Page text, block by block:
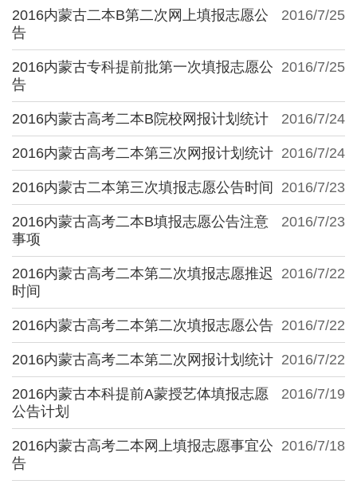
2016/7/25
2016内蒙古二本B第二次网上填报志愿公
告
2016/7/25
2016内蒙古专科提前批第一次填报志愿公
告
2016/7/24
2016内蒙古高考二本B院校网报计划统计
2016/7/24
2016内蒙古高考二本第三次网报计划统计
2016/7/23
2016内蒙古二本第三次填报志愿公告时间
2016/7/23
2016内蒙古高考二本B填报志愿公告注意
事项
2016/7/22
2016内蒙古高考二本第二次填报志愿推迟
时间
2016/7/22
2016内蒙古高考二本第二次填报志愿公告
2016/7/22
2016内蒙古高考二本第二次网报计划统计
2016/7/19
2016内蒙古本科提前A蒙授艺体填报志愿
公告计划
2016/7/18
2016内蒙古高考二本网上填报志愿事宜公
告